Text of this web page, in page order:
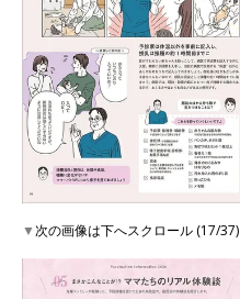
▼次の画像は下へスクロール (17/37)